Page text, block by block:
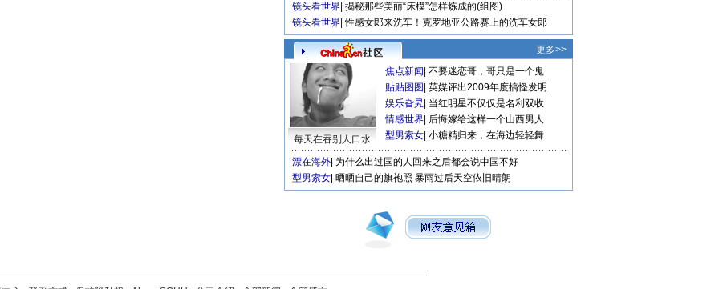
镜头看世界 揭秘那些美丽“床模”怎样炼成的(组图)
镜头看世界 性感女郎来洗车！克罗地亚公路赛上的洗车女郎
更多>>
每天在吞别人口水
焦点新闻 不要迷恋哥，哥只是一个鬼
贴贴图图 英媒评出2009年度搞怪发明
娱乐旮旯 当红明星不仅仅是名利双收
情感世界 后悔嫁给这样一个山西男人
型男索女 小糖精归来，在海边轻轻舞
漂在海外 为什么出过国的人回来之后都会说中国不好
型男索女 晒晒自己的旗袍照 暴雨过后天空依旧晴朗